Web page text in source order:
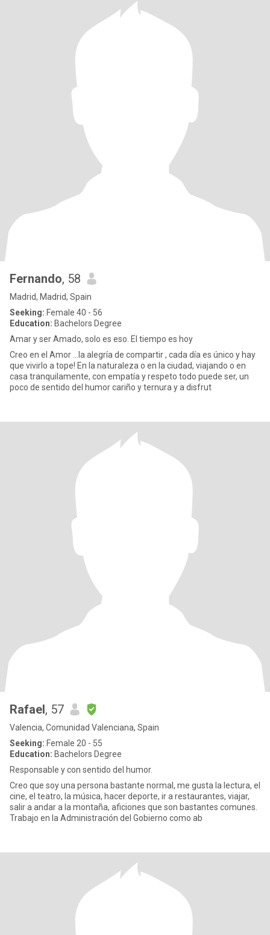
Fernando, 58
Madrid, Madrid, Spain
Seeking: Female 40 - 56
Education: Bachelors Degree
Amar y ser Amado, solo es eso. El tiempo es hoy
Creo en el Amor …la alegría de compartir , cada día es único y hay
que vivirlo a tope! En la naturaleza o en la ciudad, viajando o en
casa tranquilamente, con empatía y respeto todo puede ser, un
poco de sentido del humor cariño y ternura y a disfrut
Rafael, 57
Valencia, Comunidad Valenciana, Spain
Seeking: Female 20 - 55
Education: Bachelors Degree
Responsable y con sentido del humor.
Creo que soy una persona bastante normal, me gusta la lectura, el
cine, el teatro, la música, hacer deporte, ir a restaurantes, viajar,
salir a andar a la montaña, aficiones que son bastantes comunes.
Trabajo en la Administración del Gobierno como ab